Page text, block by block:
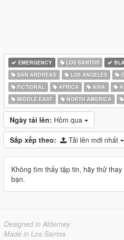
EMERGENCY LOS SANTOS
SAN ANDREAS
LOS ANGELES
FICTIONAL
AFRICA ASIA
MIDDLE EAST
NORTH AMERICA
Ngày tải lên: Hôm qua
Sắp xếp theo: Tải lên mới nhất
Không tìm thấy tập tin, hãy thử
bạn.
Designed in Alderney
Made in Los Santos